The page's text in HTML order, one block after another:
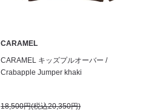
CARAMEL
CARAMEL キッズプルオーバー /
Crabapple Jumper khaki
18,500円(税込20,350円)